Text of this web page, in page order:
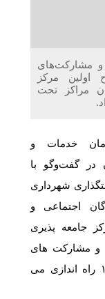
مشارکت‌های
اولین مرکز
مراکز تحت
خدمات و
در گفت‌وگو با
شهرداری
اجتماعی و
جامعه پذیری
و مشارکت های
اجتماعی و راهبری شهرداری منطقه ۱۲ راه اندازی می